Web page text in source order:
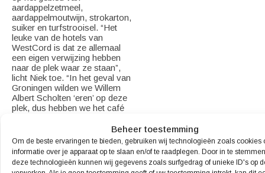
Beheer toestemming
Om de beste ervaringen te bieden, gebruiken wij technologieën zoals cookies
informatie over je apparaat op te slaan en/of te raadplegen. Door in te
deze technologieën kunnen wij gegevens zoals surfgedrag of unieke ID's op
aardappelzetmeel,
aardappelmoutwijn, strokarton,
suiker en turfstrooisel. “Het
leuke van de hotels van
WestCord is dat ze allemaal
een eigen verwijzing hebben
naar de plek waar ze staan”,
licht Niek toe. “In het geval van
Groningen wilden we Willem
Albert Scholten ‘eren’ op deze
plek, dus hebben we het café
menukaart. Willem Albert
Scholten is groot geworden
met aardappels, dus hebben
we vaak een stamppot of een